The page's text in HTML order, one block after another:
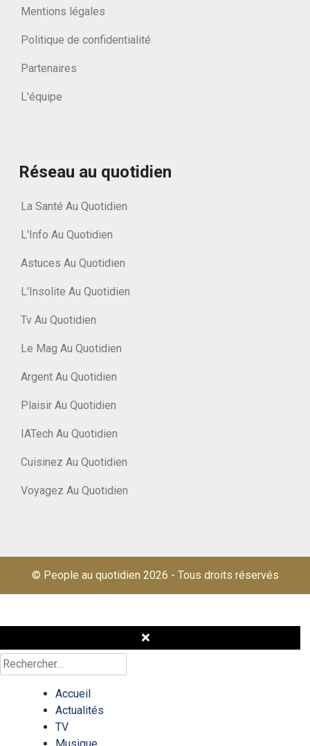
Mentions légales
Politique de confidentialité
Partenaires
L'équipe
Réseau au quotidien
La Santé Au Quotidien
L'Info Au Quotidien
Astuces Au Quotidien
L'Insolite Au Quotidien
Tv Au Quotidien
Le Mag Au Quotidien
Argent Au Quotidien
Plaisir Au Quotidien
IATech Au Quotidien
Cuisinez Au Quotidien
Voyagez Au Quotidien
© People au quotidien 2026 - Tous droits réservés
Rechercher :
Accueil
Actualités
TV